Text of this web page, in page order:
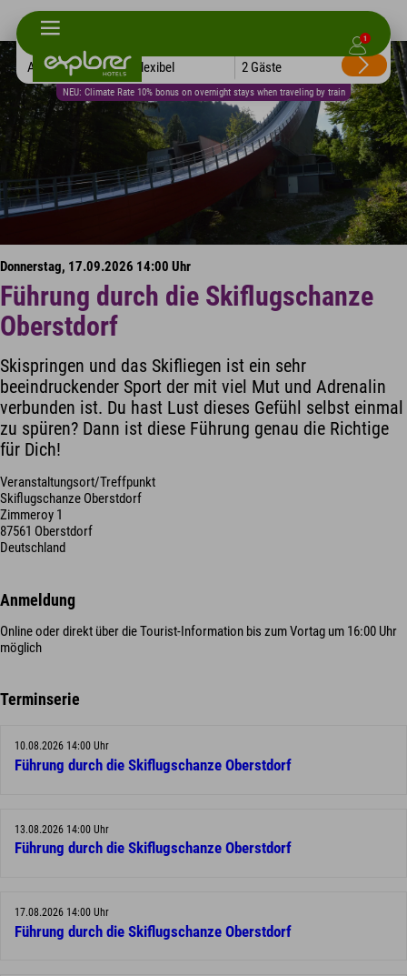
1
NEU: Climate Rate 10% bonus on overnight stays when traveling by train
Alle Hotels Flexibel 2 Gäste
Donnerstag, 17.09.2026 14:00 Uhr
Führung durch die Skiflugschanze
Oberstdorf
Skispringen und das Skifliegen ist ein sehr
beeindruckender Sport der mit viel Mut und Adrenalin
verbunden ist. Du hast Lust dieses Gefühl selbst einmal
zu spüren? Dann ist diese Führung genau die Richtige
für Dich!
Veranstaltungsort/Treffpunkt
Skiflugschanze Oberstdorf
Zimmeroy 1
87561 Oberstdorf
Deutschland
Anmeldung
Online oder direkt über die Tourist-Information bis zum Vortag um 16:00 Uhr
möglich
Terminserie
10.08.2026 14:00 Uhr
Führung durch die Skiflugschanze Oberstdorf
13.08.2026 14:00 Uhr
Führung durch die Skiflugschanze Oberstdorf
17.08.2026 14:00 Uhr
Führung durch die Skiflugschanze Oberstdorf